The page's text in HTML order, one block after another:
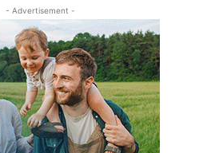
- Advertisement -